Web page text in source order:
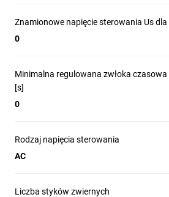
Znamionowe napięcie sterowania Us dla
0
Minimalna regulowana zwłoka
[s]
0
Rodzaj napięcia sterowania
AC
Liczba styków zwiernych